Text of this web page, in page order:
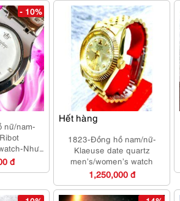
- 10%
nữ/nam-
Như
dụng
đ
Hết hàng
1823-Đồng hồ nam/nữ-
Klaeuse date quartz
men’s/women’s watch
1,250,000 đ